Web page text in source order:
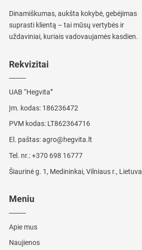
Dinamiškumas, aukšta kokybė, gebėjimas
suprasti klientą – tai mūsų vertybės ir
uždaviniai, kuriais vadovaujamės kasdien.
Rekvizitai
UAB “Hegvita”
Įm. kodas: 186236472
PVM kodas: LT862364716
El. paštas:agro@hegvita.lt
Tel. nr.:+370 698 16777
Šiaurinė g. 1, Medininkai, Vilniaus r., Lietuva
Meniu
Apie mus
Naujienos